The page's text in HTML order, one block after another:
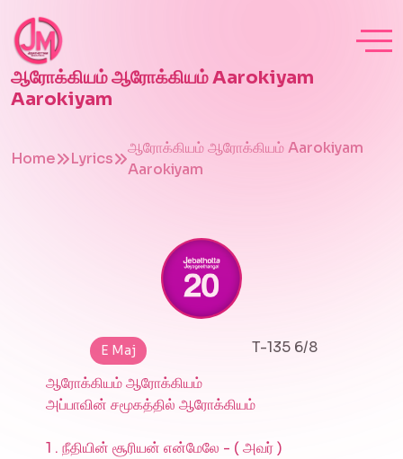
ஆரோக்கியம் ஆரோக்கியம் Aarokiyam
Aarokiyam
Home Lyrics
ஆரோக்கியம் ஆரோக்கியம் Aarokiyam
Aarokiyam
E Maj
T-135 6/8
ஆரோக்கியம் ஆரோக்கியம்
அப்பாவின் சமூகத்தில் ஆரோக்கியம்
1 . நீதியின் சூரியன் என்மேலே - ( அவர் )